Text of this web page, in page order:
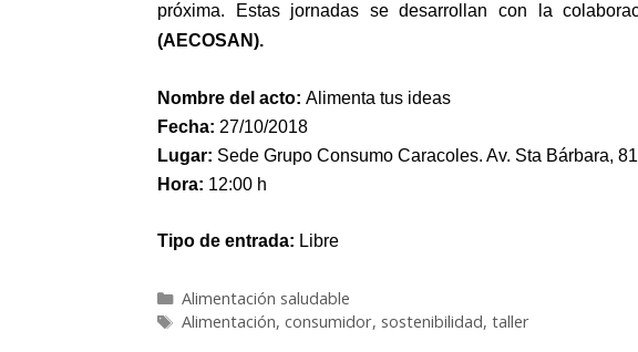
próxima. Estas jornadas se desarrollan con la
(AECOSAN).
Nombre del acto: Alimenta tus ideas
Fecha: 27/10/2018
Lugar: Sede Grupo Consumo Caracoles. Av. Sta Bárbara,
Hora: 12:00 h
Tipo de entrada: Libre
Alimentación saludable
Alimentación, consumidor, sostenibilidad, taller